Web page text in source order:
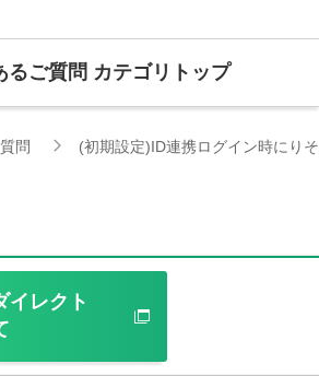
るご質問 カテゴリトップ
問
(初期設定)ID連携ログイン時にり
イレクト